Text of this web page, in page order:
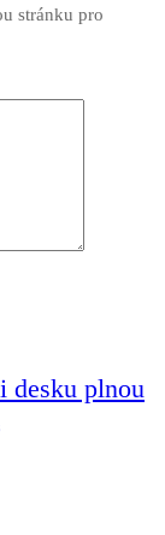
stránku pro
plnou